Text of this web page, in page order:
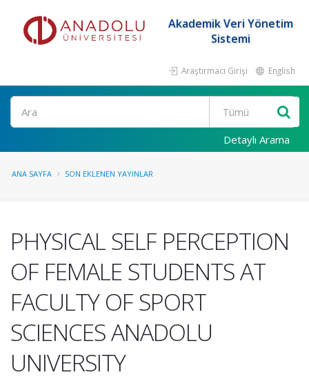
Akademik Veri Yönetim
Sistemi
Araştırmacı Girişi English
Ara
Detaylı Arama
ANA SAYFA SON EKLENEN YAYINLAR
PHYSICAL SELF PERCEPTION
OF FEMALE STUDENTS AT
FACULTY OF SPORT
SCIENCES ANADOLU
UNIVERSITY